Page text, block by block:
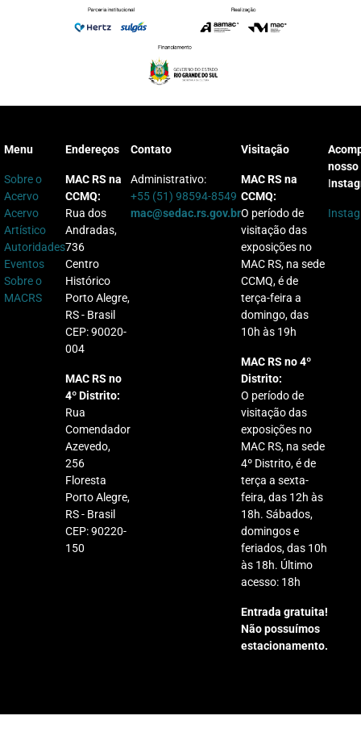
Menu
Sobre o
Acervo
Acervo
Artístico
Autoridades
Eventos
Sobre o
MACRS
Endereços
MAC RS na
CCMQ:
Rua dos
Andradas,
736
Centro
Histórico
Porto Alegre,
RS - Brasil
CEP: 90020-
004
MAC RS no
4º Distrito:
Rua
Comendador
Azevedo,
256
Floresta
Porto Alegre,
RS - Brasil
CEP: 90220-
150
Contato
Administrativo:
+55 (51) 98594-8549
mac@sedac.rs.gov.br
Visitação
MAC RS na
CCMQ:
O período de
visitação das
exposições no
MAC RS, na sede
CCMQ, é de
terça-feira a
domingo, das
10h às 19h
MAC RS no 4º
Distrito:
O período de
visitação das
exposições no
MAC RS, na sede
4º Distrito, é de
terça a sexta-
feira, das 12h às
18h. Sábados,
domingos e
feriados, das 10h
às 18h. Último
acesso: 18h
Entrada gratuita!
Não possuímos
estacionamento.
nosso
I